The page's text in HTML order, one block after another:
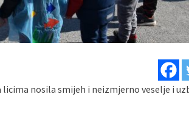
nosila smijeh i neizmjerno veselje i